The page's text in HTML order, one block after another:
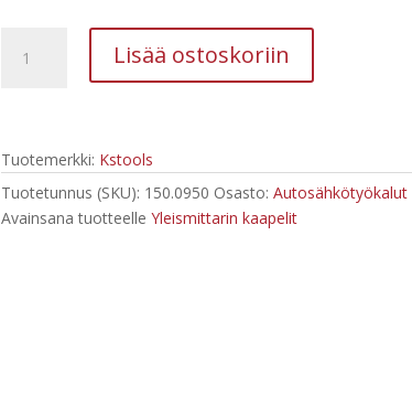
johtosarja
Lisää ostoskoriin
Tuotemerkki: Kstools
Tuotetunnus (SKU): 150.0950 Osasto:Autosähkötyökalut
Avainsana tuotteelleYleismittarin kaapelit